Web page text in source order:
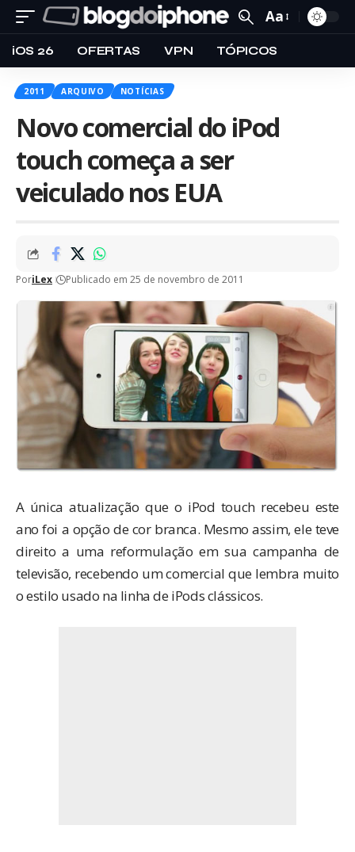
Aa
iOS 26 OFERTAS VPN TÓPICOS
2011 ARQUIVO NOTÍCIAS
Novo comercial do iPod
touch começa a ser
veiculado nos EUA
PoriLex Publicado em 25 de novembro de 2011
A única atualização que o iPod touch recebeu este
ano foi a opção de cor branca. Mesmo assim, ele teve
direito a uma reformulação em sua campanha de
televisão, recebendo um comercial que lembra muito
o estilo usado na linha de iPods clássicos.